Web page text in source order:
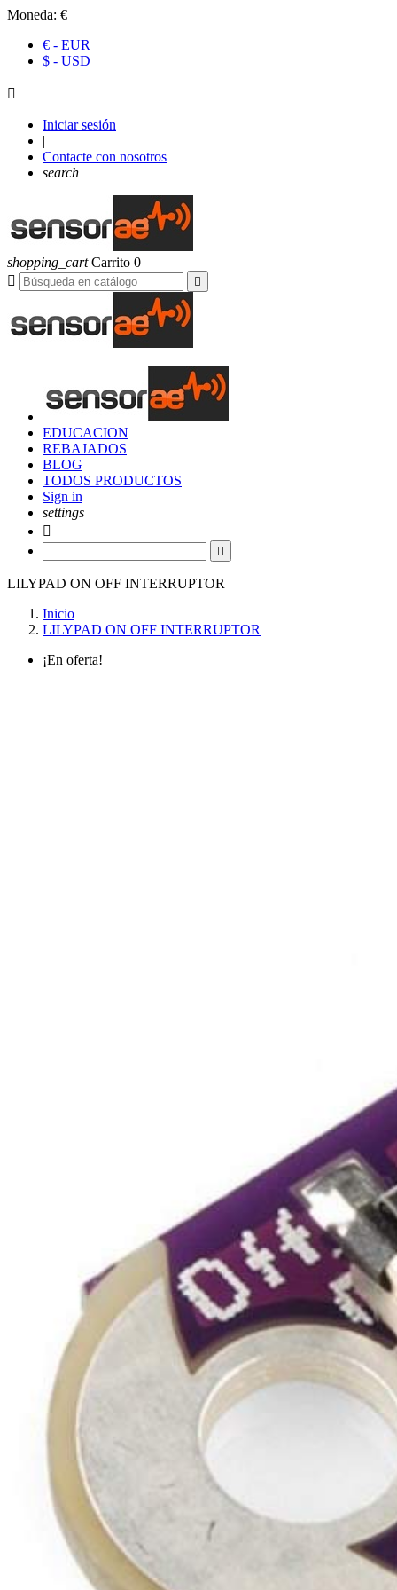
Moneda: €
€ - EUR
$ - USD

Iniciar sesión
|
Contacte con nosotros
search
shopping_cart Carrito 0


EDUCACION
REBAJADOS
BLOG
TODOS PRODUCTOS
Sign in
settings


LILYPAD ON OFF INTERRUPTOR
Inicio
LILYPAD ON OFF INTERRUPTOR
¡En oferta!